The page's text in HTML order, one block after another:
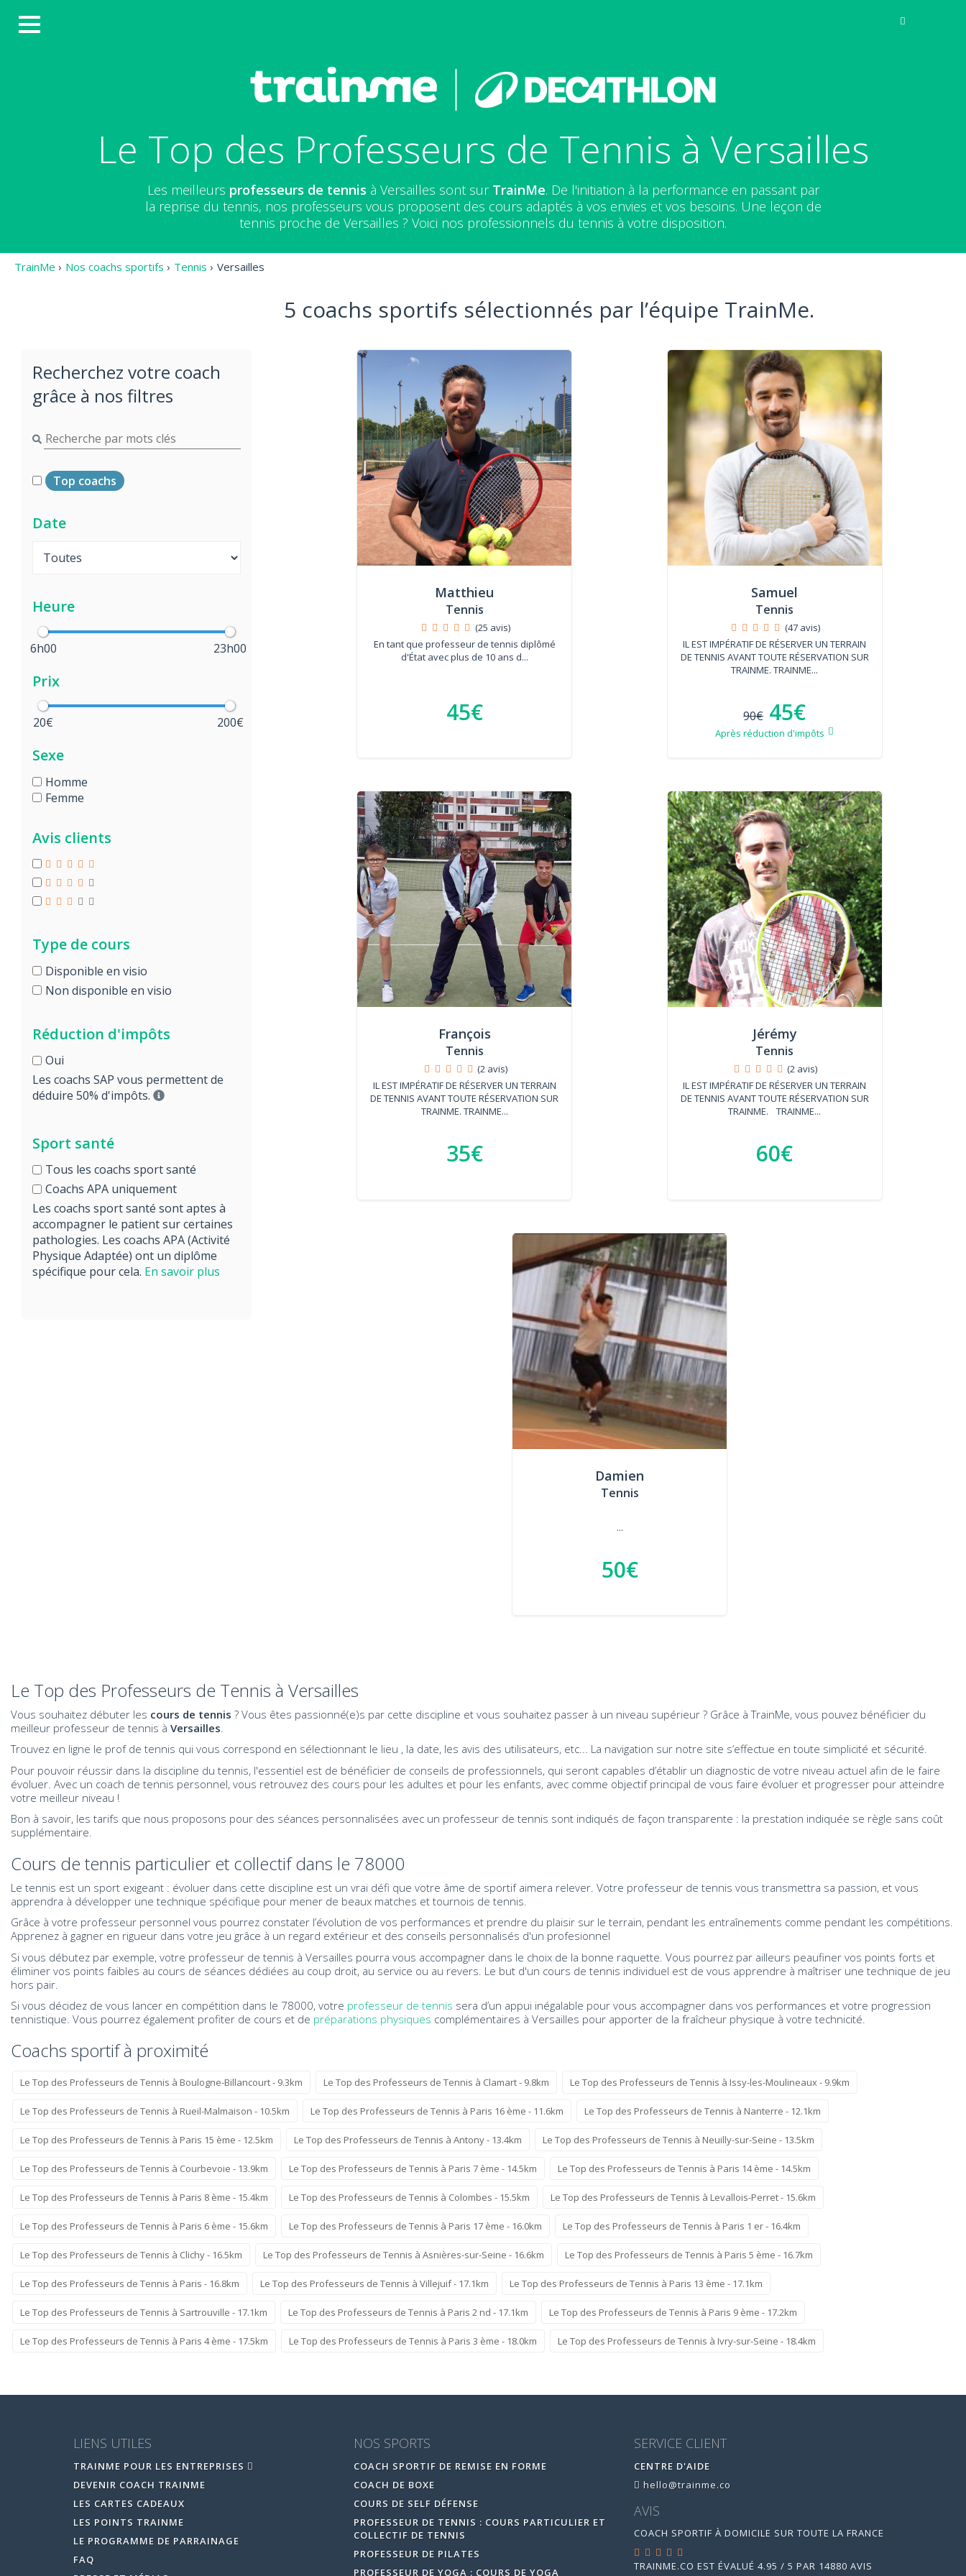
Le Top des Professeurs de Tennis à Versailles
Les meilleurs professeurs de tennis à Versailles sont sur TrainMe. De l'initiation à la performance en passant par
la reprise du tennis, nos professeurs vous proposent des cours adaptés à vos envies et vos besoins. Une leçon de
tennis proche de Versailles ? Voici nos professionnels du tennis à votre disposition.
TrainMe › Nos coachs sportifs › Tennis › Versailles
Recherchez votre coach
grâce à nos filtres
Top coachs
Date
Heure
6h00 23h00
Prix
20€ 200€
Sexe
Homme
Femme
Avis clients
Type de cours
Disponible en visio
Non disponible en visio
Réduction d'impôts
Oui
Les coachs SAP vous permettent de
déduire 50% d'impôts.
Sport santé
Tous les coachs sport santé
Coachs APA uniquement
Les coachs sport santé sont aptes à
accompagner le patient sur certaines
pathologies. Les coachs APA (Activité
Physique Adaptée) ont un diplôme
spécifique pour cela. En savoir plus
5 coachs sportifs sélectionnés par l’équipe TrainMe.
Matthieu
Tennis
(25 avis)
En tant que professeur de tennis diplômé
d'État avec plus de 10 ans d...
45€
Samuel
Tennis
(47 avis)
IL EST IMPÉRATIF DE RÉSERVER UN TERRAIN
DE TENNIS AVANT TOUTE RÉSERVATION SUR
TRAINME. TRAINME...
90€ 45€
Après réduction d'impôts
François
Tennis
(2 avis)
IL EST IMPÉRATIF DE RÉSERVER UN TERRAIN
DE TENNIS AVANT TOUTE RÉSERVATION SUR
TRAINME. TRAINME...
35€
Jérémy
Tennis
(2 avis)
IL EST IMPÉRATIF DE RÉSERVER UN TERRAIN
DE TENNIS AVANT TOUTE RÉSERVATION SUR
TRAINME. TRAINME...
60€
Damien
Tennis
...
50€
Le Top des Professeurs de Tennis à Versailles
Vous souhaitez débuter les cours de tennis ? Vous êtes passionné(e)s par cette discipline et vous souhaitez passer à un niveau supérieur ? Grâce à TrainMe, vous pouvez bénéficier du
meilleur professeur de tennis à Versailles
Trouvez en ligne le prof de tennis qui vous correspond en sélectionnant le lieu , la date, les avis des utilisateurs, etc... La navigation sur notre site s’effectue en toute simplicité et sécurité.
Pour pouvoir réussir dans la discipline du tennis, l'essentiel est de bénéficier de conseils de professionnels, qui seront capables d’établir un diagnostic de votre niveau actuel afin de le faire
évoluer. Avec un coach de tennis personnel, vous retrouvez des cours pour les adultes et pour les enfants, avec comme objectif principal de vous faire évoluer et progresser pour atteindre
votre meilleur niveau !
Bon à savoir, les tarifs que nous proposons pour des séances personnalisées avec un professeur de tennis sont indiqués de façon transparente : la prestation indiquée se règle sans coût
supplémentaire.
Cours de tennis particulier et collectif dans le 78000
Le tennis est un sport exigeant : évoluer dans cette discipline est un vrai défi que votre âme de sportif aimera relever. Votre professeur de tennis vous transmettra sa passion, et vous
apprendra à développer une technique spécifique pour mener de beaux matches et tournois de tennis.
Grâce à votre professeur personnel vous pourrez constater l’évolution de vos performances et prendre du plaisir sur le terrain, pendant les entraînements comme pendant les compétitions.
Apprenez à gagner en rigueur dans votre jeu grâce à un regard extérieur et des conseils personnalisés d'un profesionnel
Si vous débutez par exemple, votre professeur de tennis à Versailles pourra vous accompagner dans le choix de la bonne raquette. Vous pourrez par ailleurs peaufiner vos points forts et
éliminer vos points faibles au cours de séances dédiées au coup droit, au service ou au revers. Le but d'un cours de tennis individuel est de vous apprendre à maîtriser une technique de jeu
hors pair.
Si vous décidez de vous lancer en compétition dans le 78000, votre professeur de tennis sera d’un appui inégalable pour vous accompagner dans vos performances et votre progression
tennistique. Vous pourrez également profiter de cours et de préparations physiques complémentaires à Versailles pour apporter de la fraîcheur physique à votre technicité.
Coachs sportif à proximité
Le Top des Professeurs de Tennis à Boulogne-Billancourt - 9.3km Le Top des Professeurs de Tennis à Clamart - 9.8km Le Top des Professeurs de Tennis à Issy-les-Moulineaux - 9.9km
Le Top des Professeurs de Tennis à Rueil-Malmaison - 10.5km Le Top des Professeurs de Tennis à Paris 16 ème - 11.6km Le Top des Professeurs de Tennis à Nanterre - 12.1km
Le Top des Professeurs de Tennis à Paris 15 ème - 12.5km Le Top des Professeurs de Tennis à Antony - 13.4km Le Top des Professeurs de Tennis à Neuilly-sur-Seine - 13.5km
Le Top des Professeurs de Tennis à Courbevoie - 13.9km Le Top des Professeurs de Tennis à Paris 7 ème - 14.5km Le Top des Professeurs de Tennis à Paris 14 ème - 14.5km
Le Top des Professeurs de Tennis à Paris 8 ème - 15.4km Le Top des Professeurs de Tennis à Colombes - 15.5km Le Top des Professeurs de Tennis à Levallois-Perret - 15.6km
Le Top des Professeurs de Tennis à Paris 6 ème - 15.6km Le Top des Professeurs de Tennis à Paris 17 ème - 16.0km Le Top des Professeurs de Tennis à Paris 1 er - 16.4km
Le Top des Professeurs de Tennis à Clichy - 16.5km Le Top des Professeurs de Tennis à Asnières-sur-Seine - 16.6km Le Top des Professeurs de Tennis à Paris 5 ème - 16.7km
Le Top des Professeurs de Tennis à Paris - 16.8km Le Top des Professeurs de Tennis à Villejuif - 17.1km Le Top des Professeurs de Tennis à Paris 13 ème - 17.1km
Le Top des Professeurs de Tennis à Sartrouville - 17.1km Le Top des Professeurs de Tennis à Paris 2 nd - 17.1km Le Top des Professeurs de Tennis à Paris 9 ème - 17.2km
Le Top des Professeurs de Tennis à Paris 4 ème - 17.5km Le Top des Professeurs de Tennis à Paris 3 ème - 18.0km Le Top des Professeurs de Tennis à Ivry-sur-Seine - 18.4km
LIENS UTILES
TRAINME POUR LES ENTREPRISES
DEVENIR COACH TRAINME
LES CARTES CADEAUX
LES POINTS TRAINME
LE PROGRAMME DE PARRAINAGE
FAQ
NOS SPORTS
COACH SPORTIF DE REMISE EN FORME
COACH DE BOXE
COURS DE SELF DÉFENSE
PROFESSEUR DE TENNIS : COURS PARTICULIER ET
COLLECTIF DE TENNIS
PROFESSEUR DE PILATES
PROFESSEUR DE YOGA : COURS DE YOGA
SERVICE CLIENT
CENTRE D'AIDE
hello@trainme.co
AVIS
COACH SPORTIF À DOMICILE SUR TOUTE LA FRANCE
TRAINME.CO EST ÉVALUÉ 4.95 / 5 PAR 14880 AVIS